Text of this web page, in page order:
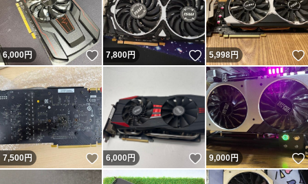
6,000円 いいね！
7,800円 いいね！
5,998円
7,500円 いいね！
6,000円 いいね！
9,000円